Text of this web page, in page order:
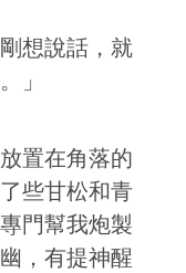
想說話，就
」
置在角落的
些甘松和青
門幫我炮製
，有提神醒